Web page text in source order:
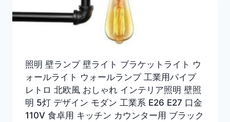
照明 壁ランプ 壁ライト ブラケットライト ウ
ォールライト ウォールランプ 工業用パイプ
レトロ 北欧風 おしゃれ インテリア照明 壁照
明 5灯 デザイン モダン 工業系 E26 E27 口金
110V 食卓用 キッチン カウンター用 ブラック